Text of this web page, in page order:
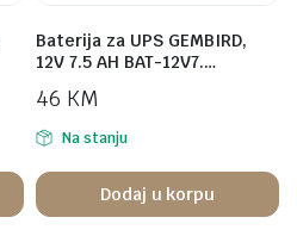
Baterija za UPS GEMBIRD,
12V 7.5 AH BAT-12V7.…
46 KM
Na stanju
Dodaj u korpu